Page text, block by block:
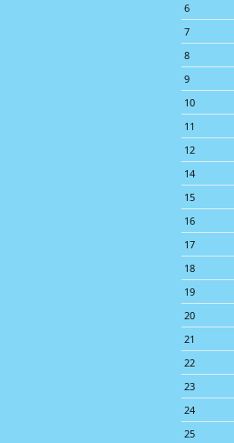
6
7
8
9
10
11
12
14
15
16
17
18
19
20
21
22
23
24
25